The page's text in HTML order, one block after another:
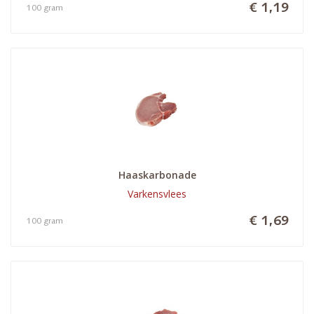
€ 1,19
100 gram
Haaskarbonade
Varkensvlees
€ 1,69
100 gram